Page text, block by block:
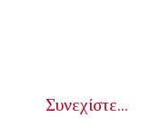
Συνεχίστε...